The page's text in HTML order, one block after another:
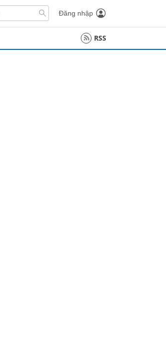
Đăng nhập
RSS